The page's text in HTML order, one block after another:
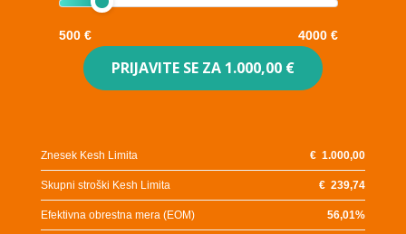
500 € 4000 €
PRIJAVITE SE ZA 1.000,00 €
Znesek Kesh Limita €1.000,00
Skupni stroški Kesh Limita €239,74
Efektivna obrestna mera (EOM) 56,01%